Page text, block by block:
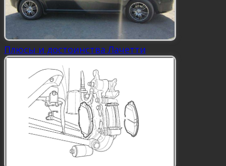
Плюсы и достоинства Лачетти